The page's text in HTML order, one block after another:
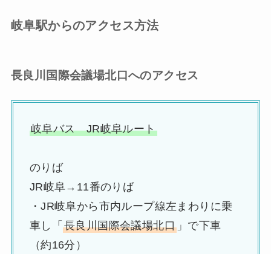
岐阜駅からのアクセス方法
長良川国際会議場北口へのアクセス
岐阜バス JR岐阜ルート
のりば
JR岐阜→11番のりば
・JR岐阜から市内ループ線左まわりに乗
車し「 長良川国際会議場北口 」で下車
（約16分）